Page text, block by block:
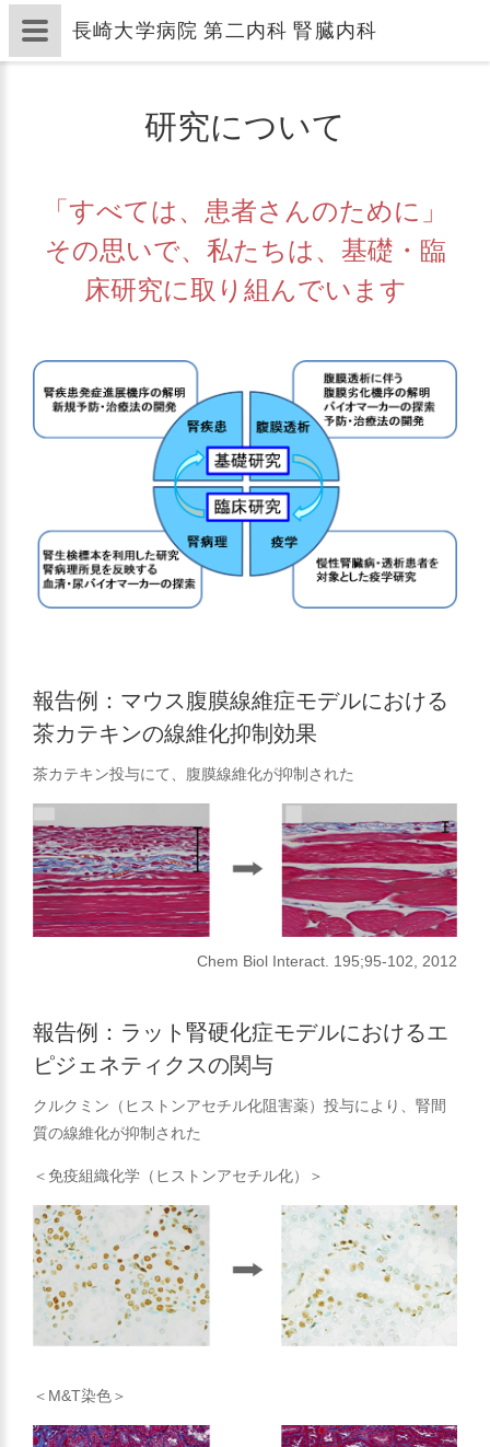
研究について
「すべては、患者さんのために」
その思いで、私たちは、基礎・臨
床研究に取り組んでいます
報告例：マウス腹膜線維症モデルにおける
茶カテキンの線維化抑制効果
茶カテキン投与にて、腹膜線維化が抑制された
Chem Biol Interact. 195;95-102, 2012
報告例：ラット腎硬化症モデルにおけるエ
ピジェネティクスの関与
クルクミン（ヒストンアセチル化阻害薬）投与により、腎間
質の線維化が抑制された
＜免疫組織化学（ヒストンアセチル化）＞
＜M&T染色＞
長崎大学病院 第二内科 腎臓内科